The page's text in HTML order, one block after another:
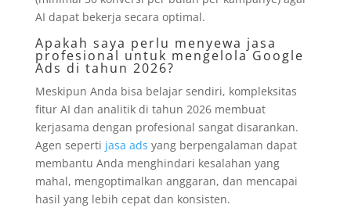
AI dapat bekerja secara optimal.
Apakah saya perlu menyewa jasa
profesional untuk mengelola Google
Ads di tahun 2026?
Meskipun Anda bisa belajar sendiri, kompleksitas
fitur AI dan analitik di tahun 2026 membuat
kerjasama dengan profesional sangat disarankan.
Agen seperti jasa ads yang berpengalaman dapat
membantu Anda menghindari kesalahan yang
mahal, mengoptimalkan anggaran, dan mencapai
hasil yang lebih cepat dan konsisten.